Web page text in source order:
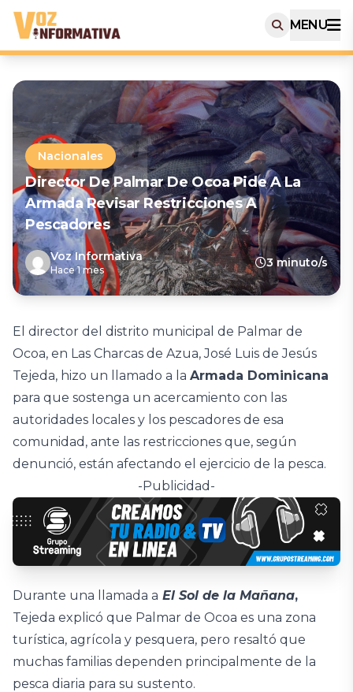
MENU
Nacionales
Director De Palmar De Ocoa Pide A La
Armada Revisar Restricciones A
Pescadores
Voz Informativa
Hace 1 mes
3 minuto/s
El director del distrito municipal de Palmar de
Ocoa, en Las Charcas de Azua, José Luis de Jesús
Tejeda, hizo un llamado a la Armada Dominicana
para que sostenga un acercamiento con las
autoridades locales y los pescadores de esa
comunidad, ante las restricciones que, según
denunció, están afectando el ejercicio de la pesca.
-Publicidad-
Durante una llamada a El Sol de la Mañana,
Tejeda explicó que Palmar de Ocoa es una zona
turística, agrícola y pesquera, pero resaltó que
muchas familias dependen principalmente de la
pesca diaria para su sustento.